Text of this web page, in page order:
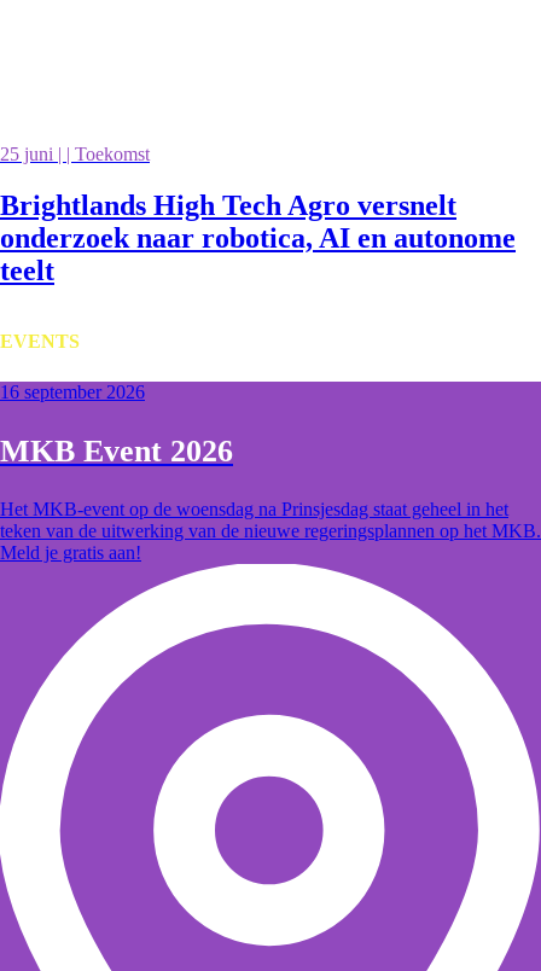
25 juni | | Toekomst
Brightlands High Tech Agro versnelt
onderzoek naar robotica, AI en autonome
teelt
EVENTS
16 september 2026
MKB Event 2026
Het MKB-event op de woensdag na Prinsjesdag staat geheel in het
teken van de uitwerking van de nieuwe regeringsplannen op het MKB.
Meld je gratis aan!